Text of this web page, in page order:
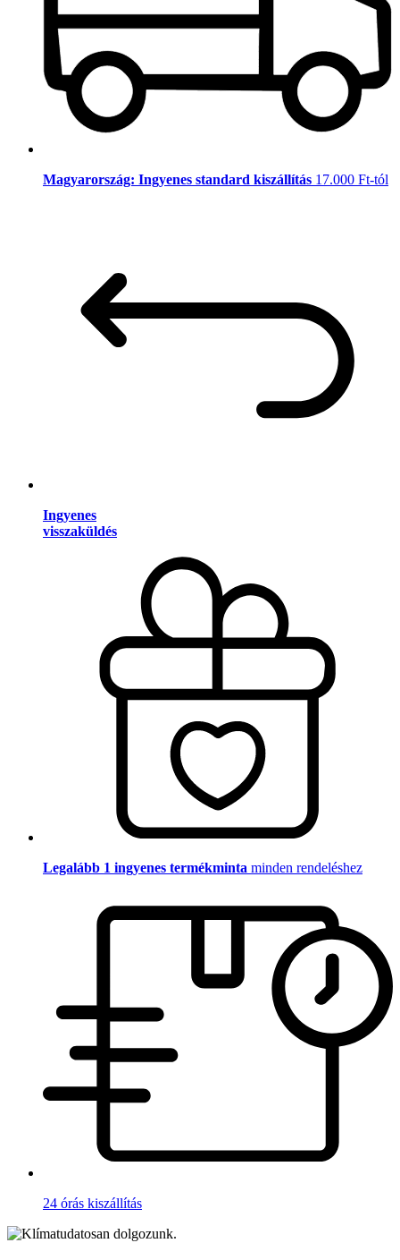
Magyarország: Ingyenes standard kiszállítás 17.000 Ft-tól
Ingyenes
visszaküldés
Legalább 1 ingyenes termékminta minden rendeléshez
24 órás kiszállítás